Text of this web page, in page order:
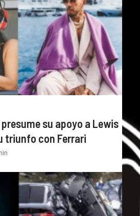
su apoyo a Lewis
triunfo con Ferrari